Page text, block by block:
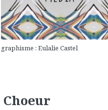
graphisme : Eulalie Castel
Choeur